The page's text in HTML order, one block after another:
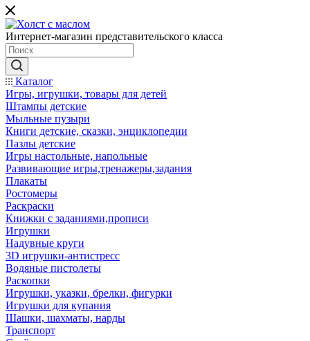
Интернет-магазин представительского класса
Каталог
Игры, игрушки, товары для детей
Штампы детские
Мыльные пузыри
Книги детские, сказки, энциклопедии
Пазлы детские
Игры настольные, напольные
Развивающие игры,тренажеры,задания
Плакаты
Ростомеры
Раскраски
Книжки с заданиями,прописи
Игрушки
Надувные круги
3D игрушки-антистресс
Водяные пистолеты
Раскопки
Игрушки, указки, брелки, фигурки
Игрушки для купания
Шашки, шахматы, нарды
Транспорт